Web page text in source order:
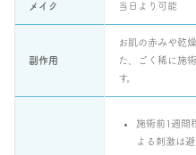
メイク 当日より可能
副作用
お肌の赤みや乾
た、ごく稀に施
す。
施術前1週間
よる刺激は